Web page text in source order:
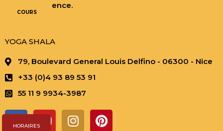
COURS
HORAIRES
de la Conscience.
YOGA SHALA
79, Boulevard General Louis Delfino - 06300 - Nice
+33 (0)4 93 89 53 91
55 11 9 9934-3987
F
a
Y
o
I
n
P
i